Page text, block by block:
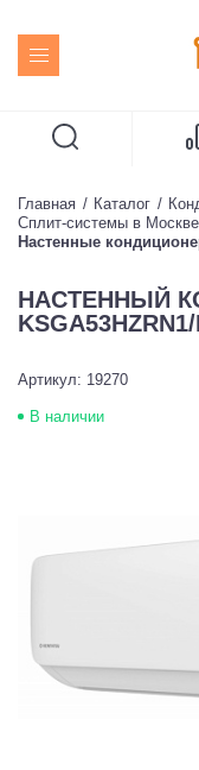
Главная Каталог
Сплит-системы в Москве
Настенные
НАСТЕННЫЙ
Артикул: 19270
В наличии